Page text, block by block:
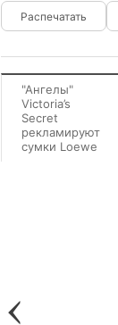
"Ангелы"
Victoria’s
Secret
рекламируют
сумки Loewe